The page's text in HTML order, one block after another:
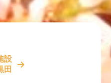
設
田